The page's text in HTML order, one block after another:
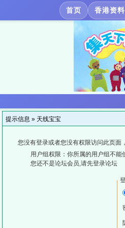
首页 香港资
提示信息 » 天线宝宝
您没有登录或者您没有权限访问此页面
用户组权限：你所属的用户组不能
您还不是论坛会员,请先登录论坛